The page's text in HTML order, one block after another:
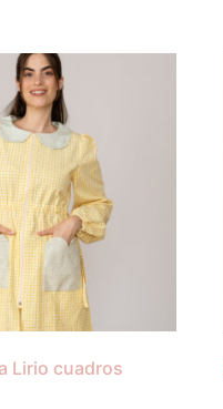
Lirio cuadros